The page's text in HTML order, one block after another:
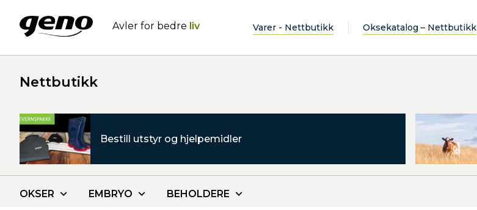
Avler for bedre liv Varer - Nettbutikk Oksekatalog – Nettbutikk
Nettbutikk
Bestill utstyr og hjelpemidler
OKSER EMBRYO BEHOLDERE